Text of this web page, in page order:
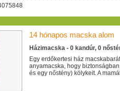
14 hónapos macska alom
Házimacska - 0 kandúr, 0
Egy erdőkertesi ház
anyamacska, hogy
és egy nőstény) kölykeit. A